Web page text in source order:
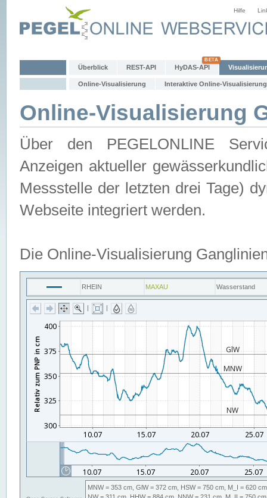
Hilfe
Überblick REST-API HyDAS-API
Online-Visualisierung Interaktive Online-Visualisierung
Online-Visualisierung
Über den PEGELONLINE
Anzeigen aktueller
Messstelle der letzten drei Tage)
Webseite integriert werden.
Die Online-Visualisierung